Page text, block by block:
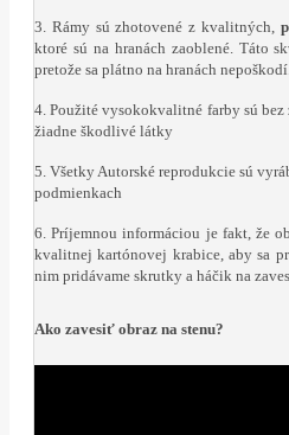
3. Rámy sú zhotovené z kvalitných,
ktoré sú na hranách zaoblené. Táto
pretože sa plátno na hranách
4. Použité vysokokvalitné farby sú
žiadne škodlivé látky
5. Všetky Autorské reprodukcie sú
podmienkach
6. Príjemnou informáciou je fakt, že
kvalitnej kartónovej krabice, aby sa
nim pridávame skrutky a háčik na
Ako zavesiť obraz na stenu?